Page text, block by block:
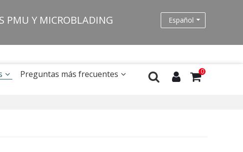
PMU Y MICROBLADING Español
Preguntas más frecuentes
0